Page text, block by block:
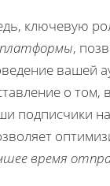
ключевую
платформы,
вашей
о том,
подписчики
время